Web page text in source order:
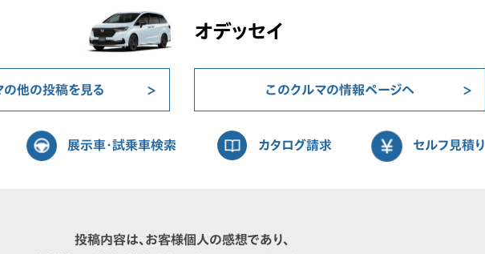
オデッセイ
の他の投稿を見る このクルマの情報ページへ
展示車・試乗車検索 カタログ請求 セルフ見積り
投稿内容は、お客様個人の感想であり、